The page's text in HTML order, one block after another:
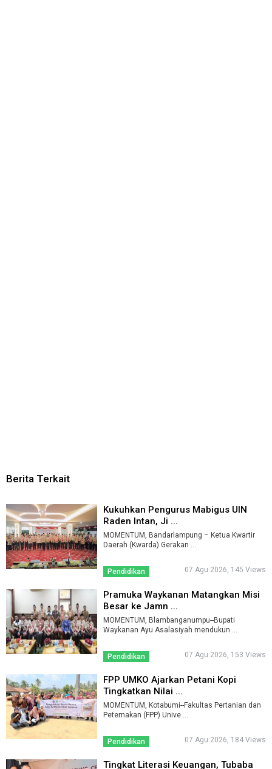
Berita Terkait
Kukuhkan Pengurus Mabigus UIN
Raden Intan, Ji ...
MOMENTUM, Bandarlampung – Ketua Kwartir
Daerah (Kwarda) Gerakan ...
Pendidikan 07 Agu 2026, 145 Views
Pramuka Waykanan Matangkan Misi
Besar ke Jamn ...
MOMENTUM, Blambanganumpu--Bupati
Waykanan Ayu Asalasiyah mendukun ...
Pendidikan 07 Agu 2026, 153 Views
FPP UMKO Ajarkan Petani Kopi
Tingkatkan Nilai ...
MOMENTUM, Kotabumi--Fakultas Pertanian dan
Peternakan (FPP) Unive ...
Pendidikan 07 Agu 2026, 184 Views
Tingkat Literasi Keuangan, Tubaba